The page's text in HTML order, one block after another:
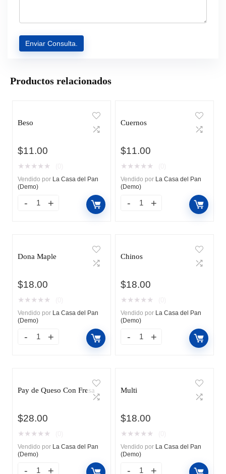
Productos relacionados
Beso
$11.00
★ ★ ★ ★ ★
Vendido por La Casa del Pan
(Demo)
Cuernos
$11.00
★ ★ ★ ★ ★
Vendido por La Casa del Pan
(Demo)
Dona Maple
$18.00
★ ★ ★ ★ ★
Vendido por La Casa del Pan
(Demo)
Chinos
$18.00
★ ★ ★ ★ ★
Vendido por La Casa del Pan
(Demo)
Pay de Queso Con Fresa
$28.00
★ ★ ★ ★ ★
Vendido por La Casa del Pan
(Demo)
Multi
$18.00
★ ★ ★ ★ ★
Vendido por La Casa del Pan
(Demo)